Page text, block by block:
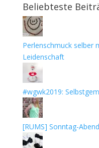
Beliebteste
Perlenschmuck selber
Leidenschaft
#wgwk2019:
[RUMS] Sonntag-